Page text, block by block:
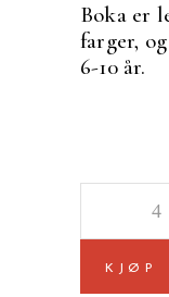
Boka er
farger,
6-10 år.
quantity
KJØP